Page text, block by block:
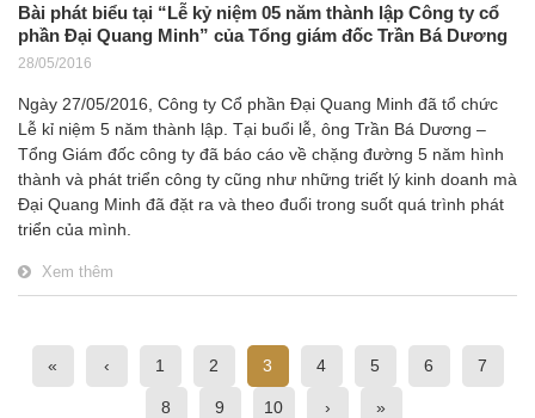
Bài phát biểu tại “Lễ kỷ niệm 05 năm thành lập Công ty cổ
phần Đại Quang Minh” của Tổng giám đốc Trần Bá Dương
28/05/2016
Ngày 27/05/2016, Công ty Cổ phần Đại Quang Minh đã tổ chức
Lễ kỉ niệm 5 năm thành lập. Tại buổi lễ, ông Trần Bá Dương –
Tổng Giám đốc công ty đã báo cáo về chặng đường 5 năm hình
thành và phát triển công ty cũng như những triết lý kinh doanh mà
Đại Quang Minh đã đặt ra và theo đuổi trong suốt quá trình phát
triển của mình.
Xem thêm
« ‹ 1 2 3 4 5 6 7
8 9 10 › »